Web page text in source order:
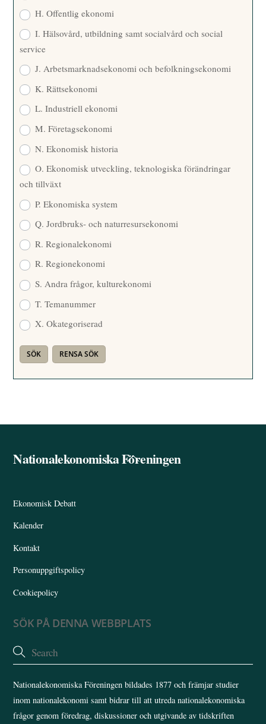
H. Offentlig ekonomi
I. Hälsovård, utbildning samt socialvård och social
service
J. Arbetsmarknadsekonomi och befolkningsekonomi
K. Rättsekonomi
L. Industriell ekonomi
M. Företagsekonomi
N. Ekonomisk historia
O. Ekonomisk utveckling, teknologiska förändringar
och tillväxt
P. Ekonomiska system
Q. Jordbruks- och naturresursekonomi
R. Regionalekonomi
R. Regionekonomi
S. Andra frågor, kulturekonomi
T. Temanummer
X. Okategoriserad
Back
Nationalekonomiska Föreningen
Ekonomisk Debatt
Kalender
Kontakt
Personuppgiftspolicy
Cookiepolicy
SÖK PÅ DENNA WEBBPLATS
Nationalekonomiska Föreningen bildades 1877 och främjar studier
inom nationalekonomi samt bidrar till att utreda nationalekonomiska
frågor genom föredrag, diskussioner och utgivande av tidskriften